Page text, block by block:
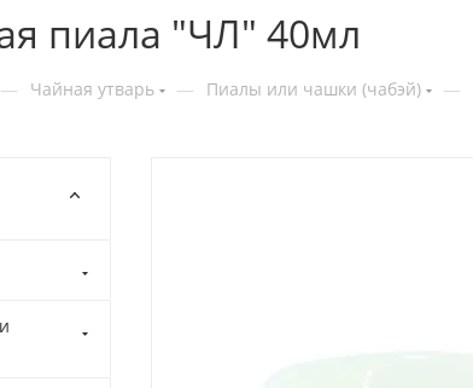
пиала "ЧЛ" 40мл
— Чайная утварь — Пиалы или чашки (чабэй) —